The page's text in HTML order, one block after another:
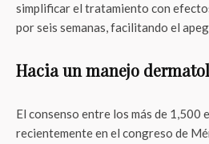
simplificar el tratamiento con
por seis semanas, facilitando el
Hacia un manejo
El consenso entre los más de 1,500
recientemente en el congreso de